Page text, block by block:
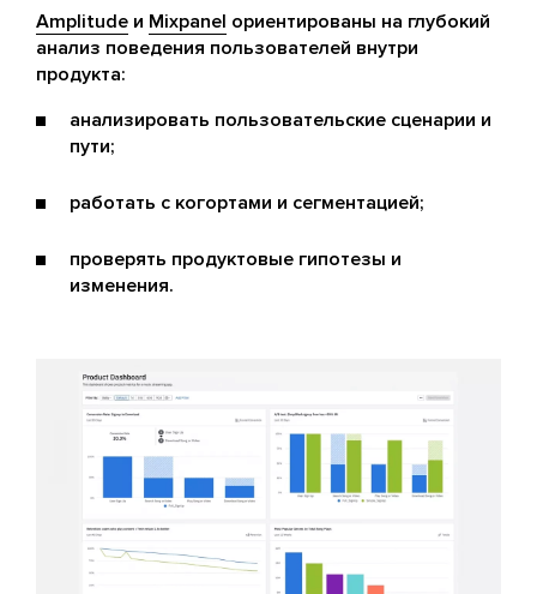
Amplitude и Mixpanel ориентированы на глубокий
анализ поведения пользователей внутри
продукта:
анализировать пользовательские сценарии и
пути;
работать с когортами и сегментацией;
проверять продуктовые гипотезы и
изменения.